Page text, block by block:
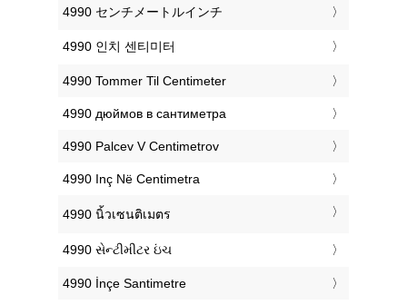
‎4990 センチメートルインチ
‎4990 인치 센티미터
‎4990 Tommer Til Centimeter
‎4990 дюймов в сантиметра
‎4990 Palcev V Centimetrov
‎4990 Inç Në Centimetra
‎4990 นิ้วเซนติเมตร
‎4990 સેન્ટીમીટર ઇંચ
‎4990 İnçe Santimetre